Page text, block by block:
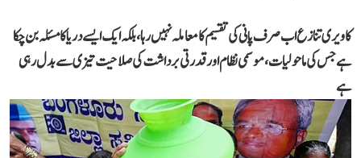
کاویری تنازع اب صرف پانی کی تقسیم کا معاملہ نہیں رہا، بلکہ ایک ایسے دریا کا مسئلہ بن چکا
ہے جس کی ماحولیات، موسمی نظام اور قدرتی برداشت کی صلاحیت تیزی سے بدل رہی
ہے